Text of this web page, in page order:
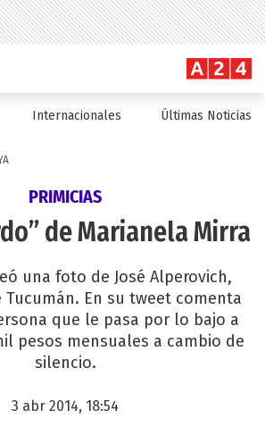
Internacionales Últimas Noticias
PRIMICIAS
de Marianela Mirra
una foto de José Alperovich,
Tucumán. En su tweet comenta
que le pasa por lo bajo a
pesos mensuales a cambio de
silencio.
3 abr 2014, 18:54